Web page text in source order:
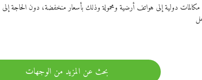
مكالمات دولية إلى هواتف أرضية ومحمولة وذلك بأسعار منخفضة، دون
بحث عن المزيد من الوجهات